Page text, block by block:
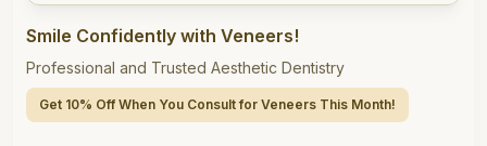
Smile Confidently with Veneers!
Professional and Trusted Aesthetic Dentistry
Get 10% Off When You Consult for Veneers This Month!